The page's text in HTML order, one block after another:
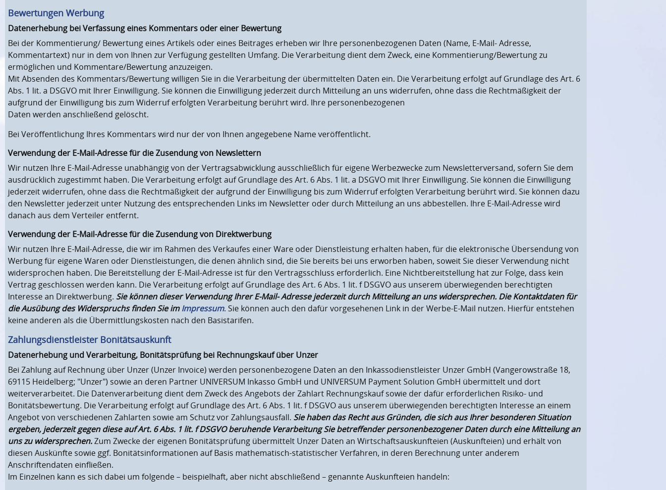
Bewertungen Werbung
Datenerhebung bei Verfassung eines Kommentars oder einer Bewertung
Bei der Kommentierung/ Bewertung eines Artikels oder eines Beitrages erheben wir Ihre personenbezogenen Daten (Name, E-Mail- Adresse,
Kommentartext) nur in dem von Ihnen zur Verfügung gestellten Umfang. Die Verarbeitung dient dem Zweck, eine Kommentierung/Bewertung zu
ermöglichen und Kommentare/Bewertung anzuzeigen.
Mit Absenden des Kommentars/Bewertung willigen Sie in die Verarbeitung der übermittelten Daten ein. Die Verarbeitung erfolgt auf Grundlage des Art. 6
Abs. 1 lit. a DSGVO mit Ihrer Einwilligung. Sie können die Einwilligung jederzeit durch Mitteilung an uns widerrufen, ohne dass die Rechtmäßigkeit der
aufgrund der Einwilligung bis zum Widerruf erfolgten Verarbeitung berührt wird. Ihre personenbezogenen
Daten werden anschließend gelöscht.
Bei Veröffentlichung Ihres Kommentars wird nur der von Ihnen angegebene Name veröffentlicht.
Verwendung der E-Mail-Adresse für die Zusendung von Newslettern
Wir nutzen Ihre E-Mail-Adresse unabhängig von der Vertragsabwicklung ausschließlich für eigene Werbezwecke zum Newsletterversand, sofern Sie dem
ausdrücklich zugestimmt haben. Die Verarbeitung erfolgt auf Grundlage des Art. 6 Abs. 1 lit. a DSGVO mit Ihrer Einwilligung. Sie können die Einwilligung
jederzeit widerrufen, ohne dass die Rechtmäßigkeit der aufgrund der Einwilligung bis zum Widerruf erfolgten Verarbeitung berührt wird. Sie können dazu
den Newsletter jederzeit unter Nutzung des entsprechenden Links im Newsletter oder durch Mitteilung an uns abbestellen. Ihre E-Mail-Adresse wird
danach aus dem Verteiler entfernt.
Verwendung der E-Mail-Adresse für die Zusendung von Direktwerbung
Wir nutzen Ihre E-Mail-Adresse, die wir im Rahmen des Verkaufes einer Ware oder Dienstleistung erhalten haben, für die elektronische Übersendung von
Werbung für eigene Waren oder Dienstleistungen, die denen ähnlich sind, die Sie bereits bei uns erworben haben, soweit Sie dieser Verwendung nicht
widersprochen haben. Die Bereitstellung der E-Mail-Adresse ist für den Vertragsschluss erforderlich. Eine Nichtbereitstellung hat zur Folge, dass kein
Vertrag geschlossen werden kann. Die Verarbeitung erfolgt auf Grundlage des Art. 6 Abs. 1 lit. f DSGVO aus unserem überwiegenden berechtigten
Interesse an Direktwerbung. Sie können dieser Verwendung Ihrer E-Mail- Adresse jederzeit durch Mitteilung an uns widersprechen. Die Kontaktdaten für
die Ausübung des Widerspruchs finden Sie imImpressum. Sie können auch den dafür vorgesehenen Link in der Werbe-E-Mail nutzen. Hierfür entstehen
keine anderen als die Übermittlungskosten nach den Basistarifen.
Zahlungsdienstleister Bonitätsauskunft
Datenerhebung und Verarbeitung, Bonitätsprüfung bei Rechnungskauf über Unzer
Bei Zahlung auf Rechnung über Unzer (Unzer Invoice) werden personenbezogene Daten an den Inkassodienstleister Unzer GmbH (Vangerowstraße 18,
69115 Heidelberg; "Unzer") sowie an deren Partner UNIVERSUM Inkasso GmbH und UNIVERSUM Payment Solution GmbH übermittelt und dort
weiterverarbeitet. Die Datenverarbeitung dient dem Zweck des Angebots der Zahlart Rechnungskauf sowie der dafür erforderlichen Risiko- und
Bonitätsbewertung. Die Verarbeitung erfolgt auf Grundlage des Art. 6 Abs. 1 lit. f DSGVO aus unserem überwiegenden berechtigten Interesse an einem
Angebot von verschiedenen Zahlarten sowie am Schutz vor Zahlungsausfall. Sie haben das Recht aus Gründen, die sich aus Ihrer besonderen Situation
ergeben, jederzeit gegen diese auf Art. 6 Abs. 1 lit. f DSGVO beruhende Verarbeitung Sie betreffender personenbezogener Daten durch eine Mitteilung an
uns zu widersprechen.Zum Zwecke der eigenen Bonitätsprüfung übermittelt Unzer Daten an Wirtschaftsauskunfteien (Auskunfteien) und erhält von
diesen Auskünfte sowie ggf. Bonitätsinformationen auf Basis mathematisch-statistischer Verfahren, in deren Berechnung unter anderem
Anschriftendaten einfließen.
Im Einzelnen kann es sich dabei um folgende – beispielhaft, aber nicht abschließend – genannte Auskunfteien handeln: